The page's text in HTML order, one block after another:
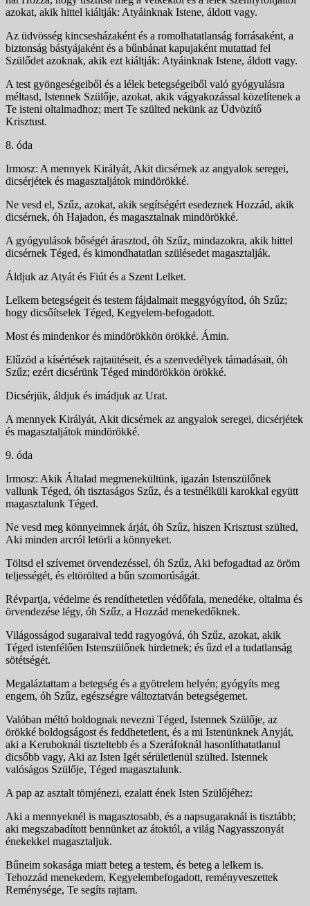
azokat, akik hittel kiáltják: Atyáinknak Istene, áldott vagy.
Az üdvösség kincsesházaként és a romolhatatlan­ság forrásaként, a
biztonság bástyájaként és a bűnbánat kapujaként mutattad fel
Szülődet azoknak, akik ezt kiált­ják: Atyáinknak Istene, áldott vagy.
A test gyöngeségeiből és a lélek betegségeiből való gyógyulásra
méltasd, Istennek Szülője, azokat, akik vágyakozással közelítenek a
Te isteni oltalmadhoz; mert Te szülted nekünk az Üdvözítő
Krisztust.
8. óda
Irmosz: A mennyek Királyát, Akit dicsérnek az angyalok seregei,
dicsérjétek és magasztaljátok mindörökké.
Ne vesd el, Szűz, azokat, akik segítségért esedez­nek Hozzád, akik
dicsérnek, óh Hajadon, és magasztalnak mindörökké.
A gyógyulások bőségét árasztod, óh Szűz, mind­azokra, akik hittel
dicsérnek Téged, és kimondhatatlan szülésedet magasztalják.
Áldjuk az Atyát és Fiút és a Szent Lelket.
Lelkem betegségeit és testem fájdalmait meggyó­gyítod, óh Szűz;
hogy dicsőítselek Téged, Kegyelem-befogadott.
Most és mindenkor és mindörökkön örökké. Ámin.
Elűzöd a kísértések rajtaütéseit, és a szenvedélyek támadásait, óh
Szűz; ezért dicsérünk Téged mindörökkön örökké.
Dicsérjük, áldjuk és imádjuk az Urat.
A mennyek Királyát, Akit dicsérnek az angyalok seregei, dicsérjétek
és magasztaljátok mindörökké.
9. óda
Irmosz: Akik Általad megmenekültünk, igazán Istenszü­lőnek
vallunk Téged, óh tisztaságos Szűz, és a testnélküli karokkal együtt
magasztalunk Téged.
Ne vesd meg könnyeimnek árját, óh Szűz, hiszen Krisztust szülted,
Aki minden arcról letörli a könnyeket.
Töltsd el szívemet örvendezéssel, óh Szűz, Aki befogadtad az öröm
teljességét, és eltörölted a bűn szomorúságát.
Révpartja, védelme és rendíthetetlen védőfala, menedéke, oltalma és
örvendezése légy, óh Szűz, a Hoz­zád menekedőknek.
Világosságod sugaraival tedd ragyogóvá, óh Szűz, azokat, akik
Téged istenfélően Istenszülőnek hirdetnek; és űzd el a tudatlanság
sötétségét.
Megaláztattam a betegség és a gyötrelem helyén; gyógyíts meg
engem, óh Szűz, egészségre változtatván betegségemet.
Valóban méltó boldognak nevezni Téged, Istennek Szü­lője, az
örökké boldogságost és feddhetetlent, és a mi Istenünknek Anyját,
aki a Keruboknál tiszteltebb és a Sze­ráfoknál hasonlíthatatlanul
dicsőbb vagy, Aki az Isten Igét sérületlenül szülted. Istennek
valóságos Szülője, Téged magasztalunk.
A pap az asztalt tömjénezi, ezalatt ének Isten Szülőjéhez:
Aki a mennyeknél is magasztosabb, és a napsugaraknál is tisztább;
aki megszabadított bennünket az átoktól, a világ Nagyasszonyát
énekekkel magasztaljuk.
Bűneim sokasága miatt beteg a testem, és beteg a lelkem is.
Tehozzád menekedem, Kegyelembefogadott, remény­veszettek
Reménysége, Te segíts rajtam.